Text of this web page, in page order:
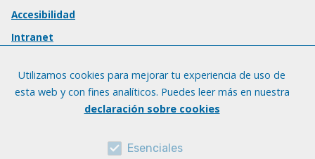
Accesibilidad
Intranet
Utilizamos cookies para mejorar tu experiencia de uso de
esta web y con fines analíticos. Puedes leer más en nuestra
declaración sobre cookies
Esenciales